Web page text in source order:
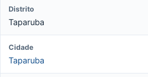
Distrito
Taparuba
Cidade
Taparuba